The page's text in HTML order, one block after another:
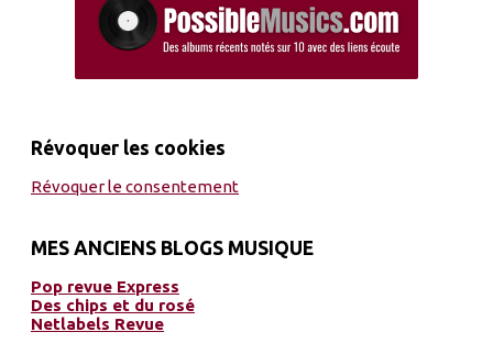
Révoquer les cookies
Révoquer le consentement
MES ANCIENS BLOGS MUSIQUE
Pop revue Express
Des chips et du rosé
Netlabels Revue